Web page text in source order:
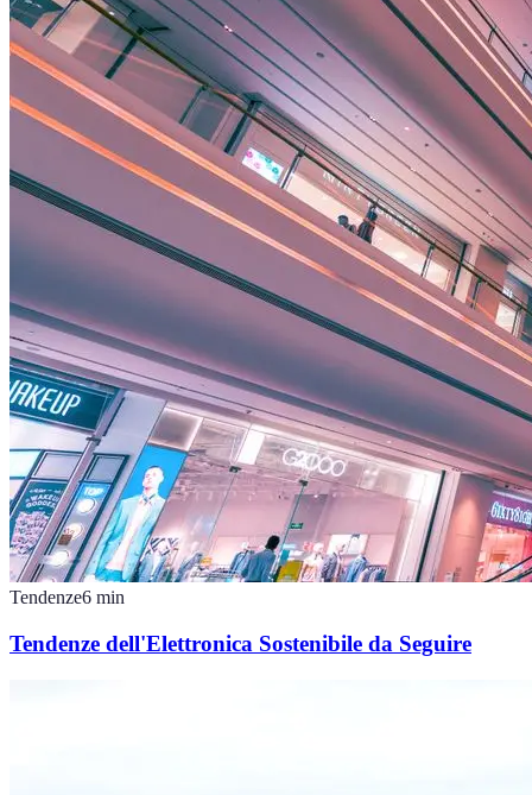
Tendenze6 min
Tendenze dell'Elettronica Sostenibile da Seguire